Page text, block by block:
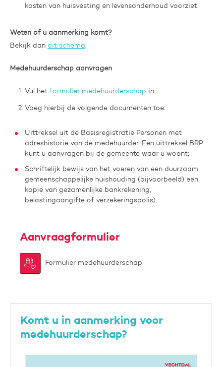
kosten van huisvesting en levensonderhoud voorziet.
Weten of u aanmerking komt?
Bekijk dan dit schema.
Medehuurderschap aanvragen
Vul het formulier medehuurderschap in.
Voeg hierbij de volgende documenten toe:
Uittreksel uit de Basisregistratie Personen met
adreshistorie van de medehuurder. Een uittreksel BRP
kunt u aanvragen bij de gemeente waar u woont;
Schriftelijk bewijs van het voeren van een duurzaam
gemeenschappelijke huishouding (bijvoorbeeld) een
kopie van gezamenlijke bankrekening,
belastingaangifte of verzekeringspolis).
Aanvraagformulier
Formulier medehuurderschap
Komt u in aanmerking voor
medehuurderschap?